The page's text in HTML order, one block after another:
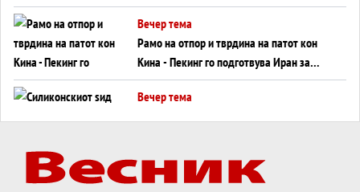
во Суец најавува глобален енергетски
инфаркт?
Вечер тема
Рамо на отпор и тврдина на патот кон
Кина - Пекинг го подготвува Иран за
американска копнена инвазија
Вечер тема
Вечер тема